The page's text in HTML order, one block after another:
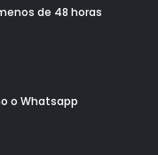
de 48 horas
o Whatsapp